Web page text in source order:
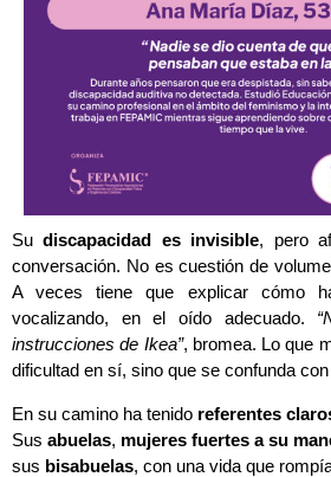
Sudiscapacidad es invisible, pero
conversación. No es cuestión de
A veces tiene que explicar cómo
vocalizando, en el oído adecuado.
instrucciones de Ikea”, bromea. Lo que
dificultad en sí, sino que se confunda
En su camino ha tenido referentes
Sus abuelas, mujeres fuertes a su
sus bisabuelas, con una vida que